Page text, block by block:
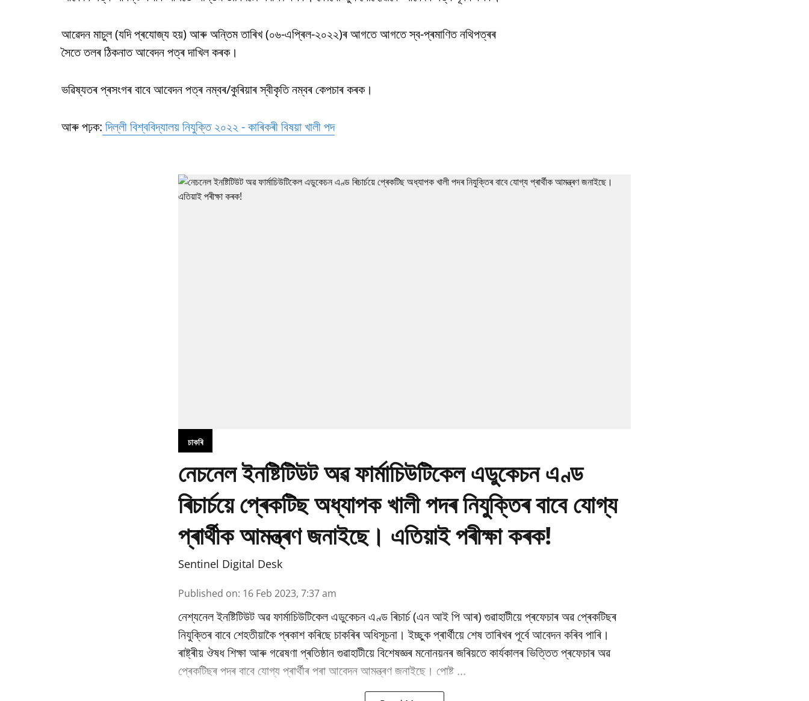
আৱেদন মাচুল (যদি প্ৰযোজ্য হয়) আৰু অন্তিম তাৰিখ (০৬-এপ্ৰিল-২০২২)ৰ আগতে আগতে স্ব-প্ৰমাণিত নথিপত্ৰৰ
সৈতে তলৰ ঠিকনাত আবেদন পত্ৰ দাখিল কৰক।
ভৱিষ্যতৰ প্ৰসংগৰ বাবে আবেদন পত্ৰ নম্বৰ/কুৰিয়াৰ স্বীকৃতি নম্বৰ কেপচাৰ কৰক।
আৰু পঢ়ক: দিল্লী বিশ্ববিদ্যালয় নিযুক্তি ২০২২ - কাৰিকৰী বিষয়া খালী পদ
চাকৰি
নেচনেল ইনষ্টিটিউট অৱ ফাৰ্মাচিউটিকেল এডুকেচন এণ্ড
ৰিচাৰ্চয়ে প্ৰেকটিছ অধ্যাপক খালী পদৰ নিযুক্তিৰ বাবে যোগ্য
প্ৰাৰ্থীক আমন্ত্ৰণ জনাইছে। এতিয়াই পৰীক্ষা কৰক!
Sentinel Digital Desk
Published on: 16 Feb 2023, 7:37 am
নেশ্যনেল ইনষ্টিটিউট অৱ ফাৰ্মাচিউটিকেল এডুকেচন এণ্ড ৰিচাৰ্চ (এন আই পি আৰ) গুৱাহাটীয়ে প্ৰফেচাৰ অৱ প্ৰেকটিছৰ
নিযুক্তিৰ বাবে শেহতীয়াকৈ প্ৰকাশ কৰিছে চাকৰিৰ অধিসূচনা। ইচ্ছুক প্ৰাৰ্থীয়ে শেষ তাৰিখৰ পূৰ্বে আবেদন কৰিব পাৰি।
ৰাষ্ট্ৰীয় ঔষধ শিক্ষা আৰু গৱেষণা প্ৰতিষ্ঠান গুৱাহাটীয়ে বিশেষজ্ঞৰ মনোনয়নৰ জৰিয়তে কাৰ্যকালৰ ভিত্তিত প্ৰফেচাৰ অৱ
প্ৰেকটিছৰ পদৰ বাবে যোগ্য প্ৰাৰ্থীৰ পৰা আবেদন আমন্ত্ৰণ জনাইছে। পোষ্ট ...